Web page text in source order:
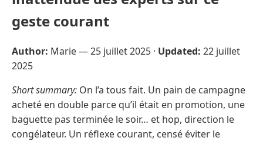
geste courant
Author: Marie —25 juillet 2025 · Updated: 22 juillet
2025
Short summary: On l’a tous fait. Un pain de campagne
acheté en double parce qu’il était en promotion, une
baguette pas terminée le soir… et hop, direction le
congélateur. Un réflexe courant, censé éviter le